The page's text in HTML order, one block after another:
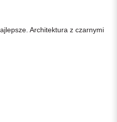
Architektura z czarnymi